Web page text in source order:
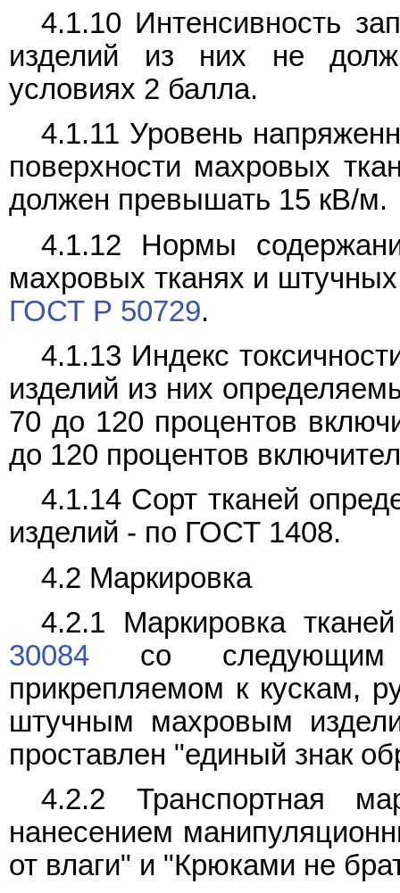
4.1.10 Интенсивность
изделий из них не
условиях 2 балла.
4.1.11 Уровень
поверхности махровых
должен превышать 15 кВ/м.
4.1.12 Нормы
махровых тканях и
ГОСТ Р 50729.
4.1.13 Индекс
изделий из них
70 до 120 процентов
до 120 процентов
4.1.14 Сорт тканей
изделий - по ГОСТ 1408.
4.2 Маркировка
4.2.1 Маркировка
30084 со следующим
прикрепляемом к кускам,
штучным махровым
проставлен "единый знак
4.2.2 Транспортная
нанесением
от влаги" и "Крюками не